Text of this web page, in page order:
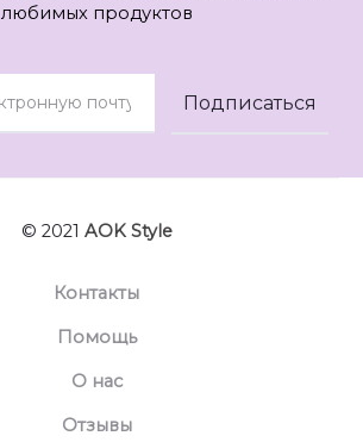
любимых продуктов
© 2021 AOK Style
Контакты
Помощь
О нас
Отзывы